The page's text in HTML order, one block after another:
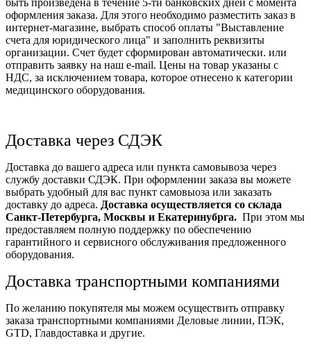
оформления заказа. Для этого необходимо разместить заказ в
интернет-магазине, выбрать способ оплаты "Выставление
счета для юридического лица" и заполнить реквизиты
организации. Счет будет сформирован автоматически. или
отправить заявку на наш e-mail. Цены на товар указаны с
НДС, за исключением товара, которое отнесено к категории
медицинского оборудования.
Доставка через СДЭК
Доставка до вашего адреса или пункта самовывоза через
службу доставки СДЭК. При оформлении заказа вы можете
выбрать удобный для вас пункт самовыоза или заказать
доставку до адреса. Доставка осуществляется со склада
Санкт-Петербурга, Москвы и Екатеринубрга. При этом мы
предоставляем полную поддержку по обеспечению
гарантийного и сервисного обслуживания предложенного
оборудования.
Доставка транспортными компаниями
По желанию покупятеля мы можем осуществить отправку
заказа транспортными компаниями Деловые линии, ПЭК,
GTD, Главдоставка и другие.